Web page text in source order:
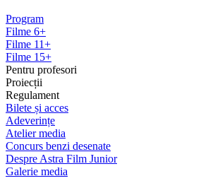
Program
Filme 6+
Filme 11+
Filme 15+
Pentru profesori
Proiecții
Regulament
Bilete și acces
Adeverințe
Atelier media
Concurs benzi desenate
Despre Astra Film Junior
Galerie media